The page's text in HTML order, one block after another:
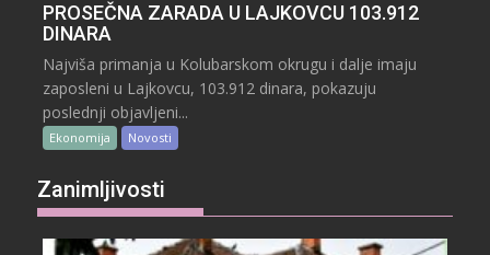
PROSEČNA ZARADA U LAJKOVCU 103.912
DINARA
Najviša primanja u Kolubarskom okrugu i dalje imaju
zaposleni u Lajkovcu, 103.912 dinara, pokazuju
poslednji objavljeni...
Ekonomija Novosti
Zanimljivosti